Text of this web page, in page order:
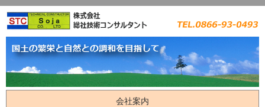
会社案内